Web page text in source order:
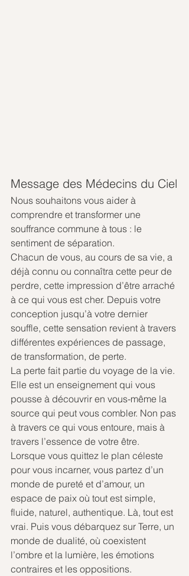
Message des Médecins du Ciel
Nous souhaitons vous aider à
comprendre et transformer une
souffrance commune à tous : le
sentiment de séparation.
Chacun de vous, au cours de sa vie, a
déjà connu ou connaîtra cette peur de
perdre, cette impression d’être arraché
à ce qui vous est cher. Depuis votre
conception jusqu’à votre dernier
souffle, cette sensation revient à travers
différentes expériences de passage,
de transformation, de perte.
La perte fait partie du voyage de la vie.
Elle est un enseignement qui vous
pousse à découvrir en vous-même la
source qui peut vous combler. Non pas
à travers ce qui vous entoure, mais à
travers l’essence de votre être.
Lorsque vous quittez le plan céleste
pour vous incarner, vous partez d’un
monde de pureté et d’amour, un
espace de paix où tout est simple,
fluide, naturel, authentique. Là, tout est
vrai. Puis vous débarquez sur Terre, un
monde de dualité, où coexistent
l’ombre et la lumière, les émotions
contraires et les oppositions.